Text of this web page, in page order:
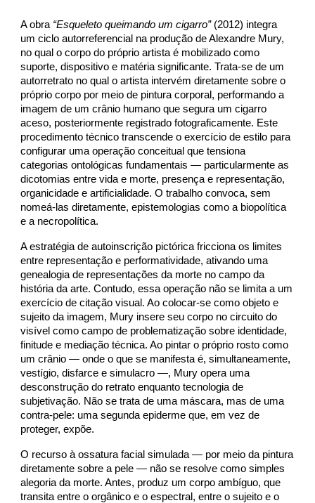
A obra “Esqueleto queimando um cigarro”(2012) integra
um ciclo autorreferencial na produção de Alexandre Mury,
no qual o corpo do próprio artista é mobilizado como
suporte, dispositivo e matéria significante. Trata-se de um
autorretrato no qual o artista intervém diretamente sobre o
próprio corpo por meio de pintura corporal, performando a
imagem de um crânio humano que segura um cigarro
aceso, posteriormente registrado fotograficamente. Este
procedimento técnico transcende o exercício de estilo para
configurar uma operação conceitual que tensiona
categorias ontológicas fundamentais — particularmente as
dicotomias entre vida e morte, presença e representação,
organicidade e artificialidade. O trabalho convoca, sem
nomeá-las diretamente, epistemologias como a biopolítica
e a necropolítica.
A estratégia de autoinscrição pictórica fricciona os limites
entre representação e performatividade, ativando uma
genealogia de representações da morte no campo da
história da arte. Contudo, essa operação não se limita a um
exercício de citação visual. Ao colocar-se como objeto e
sujeito da imagem, Mury insere seu corpo no circuito do
visível como campo de problematização sobre identidade,
finitude e mediação técnica. Ao pintar o próprio rosto como
um crânio — onde o que se manifesta é, simultaneamente,
vestígio, disfarce e simulacro —, Mury opera uma
desconstrução do retrato enquanto tecnologia de
subjetivação. Não se trata de uma máscara, mas de uma
contra-pele: uma segunda epiderme que, em vez de
proteger, expõe.
O recurso à ossatura facial simulada — por meio da pintura
diretamente sobre a pele — não se resolve como simples
alegoria da morte. Antes, produz um corpo ambíguo, que
transita entre o orgânico e o espectral, entre o sujeito e o